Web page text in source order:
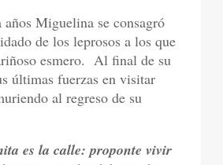
Miguelina se consagró
de los leprosos a los que
esmero. Al final de su
últimas fuerzas en visitar
al regreso de su
es la calle: proponte vivir